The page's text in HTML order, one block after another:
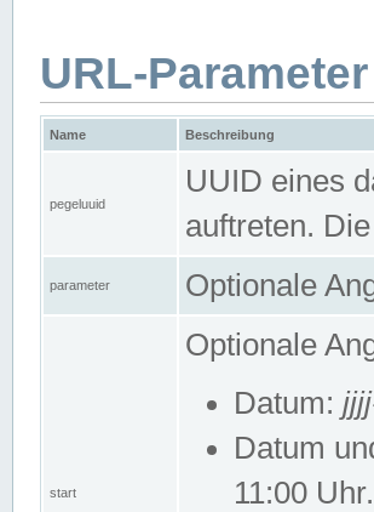
URL-Parameter
Name Beschreibung
pegeluuid
UUID eines
auftreten.
parameter Optionale
start
Optionale
Datum:
Datum
11:00 Uhr.